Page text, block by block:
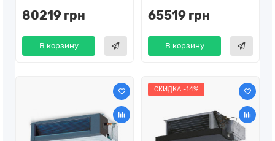
80219 грн
В корзину
65519 грн
В корзину
СКИДКА -14%